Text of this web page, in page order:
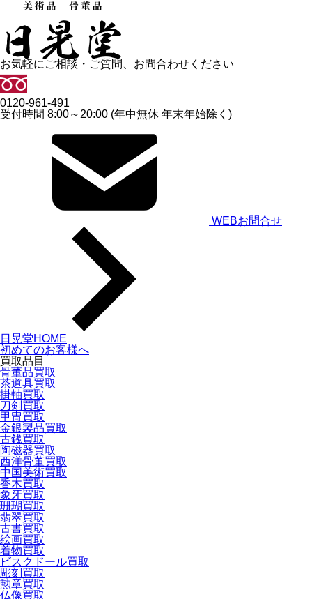
お気軽にご相談・ご質問、お問合わせください
0120-961-491
受付時間 8:00～20:00 (年中無休 年末年始除く)
WEBお問合せ
日晃堂HOME
初めてのお客様へ
買取品目
骨董品買取
茶道具買取
掛軸買取
刀剣買取
甲冑買取
金銀製品買取
古銭買取
陶磁器買取
西洋骨董買取
中国美術買取
香木買取
象牙買取
珊瑚買取
翡翠買取
古書買取
絵画買取
着物買取
ビスクドール買取
彫刻買取
勲章買取
仏像買取